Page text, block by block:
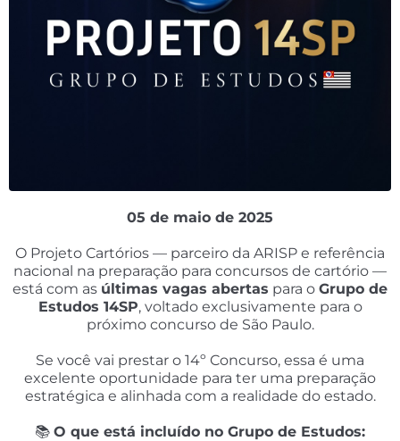
05 de maio de 2025
O Projeto Cartórios — parceiro da ARISP e referência
nacional na preparação para concursos de cartório —
está com as últimas vagas abertas para o Grupo de
Estudos 14SP, voltado exclusivamente para o
próximo concurso de São Paulo.
Se você vai prestar o 14º Concurso, essa é uma
excelente oportunidade para ter uma preparação
estratégica e alinhada com a realidade do estado.
📚 O que está incluído no Grupo de Estudos: